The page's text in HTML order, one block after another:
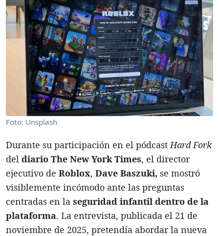
Foto: Unsplash
Durante su participación en el pódcast Hard Fork
del diario The New York Times, el director
ejecutivo de Roblox, Dave Baszuki, se mostró
visiblemente incómodo ante las preguntas
centradas en la seguridad infantil dentro de la
plataforma. La entrevista, publicada el 21 de
noviembre de 2025, pretendía abordar la nueva